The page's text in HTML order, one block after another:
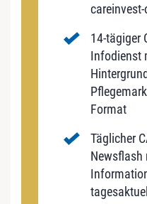
14-tägiger
Infodienst
Format
Täglicher
Newsflash